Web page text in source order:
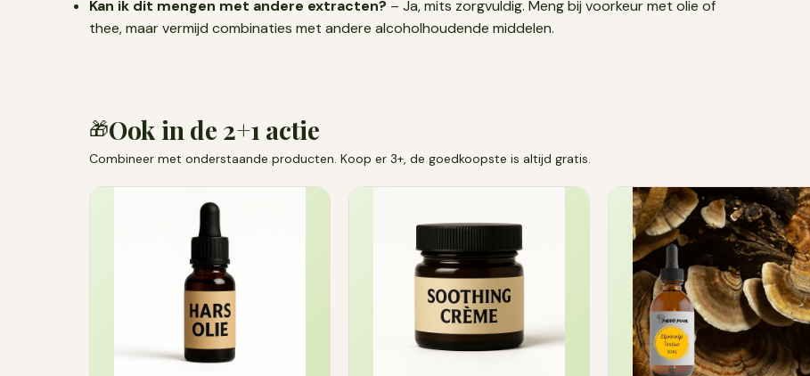
Kan ik dit mengen met andere extracten? – Ja, mits zorgvuldig. Meng bij voorkeur met olie of
thee, maar vermijd combinaties met andere alcoholhoudende middelen.
🎁Ook in de 2+1 actie
Combineer met onderstaande producten. Koop er 3+, de goedkoopste is altijd gratis.